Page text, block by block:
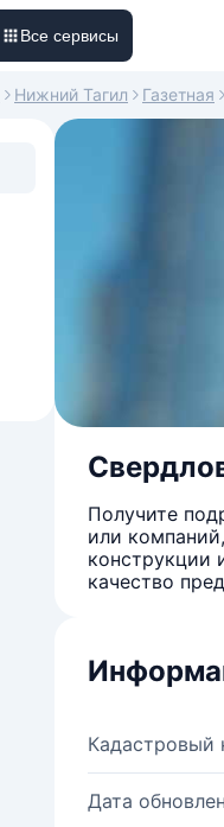
Все сервисы
Нижний Тагил Газетная
Получите
или
конструкции
качество
Кадастровый
Дата